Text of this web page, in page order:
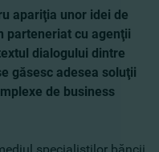
apariţia unor idei de
parteneriat cu agenţii
dialogului dintre
găsesc adesea soluţii
de business
specialiştilor băncii